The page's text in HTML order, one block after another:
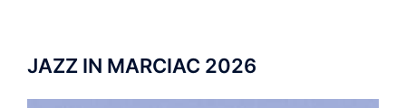
JAZZ IN MARCIAC 2026